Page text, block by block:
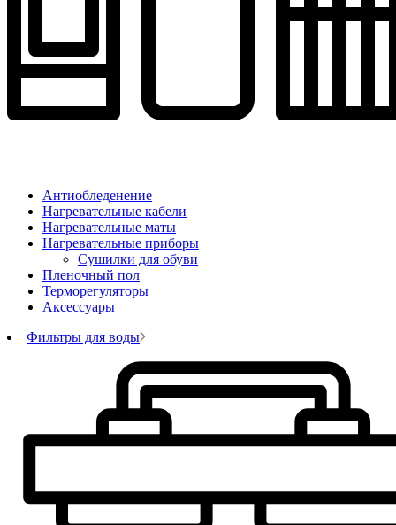
Антиобледенение
Нагревательные кабели
Нагревательные маты
Нагревательные приборы
Сушилки для обуви
Пленочный пол
Терморегуляторы
Аксессуары
Фильтры для воды